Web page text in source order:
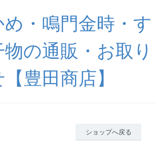
・鳴門金時・す
の通販・お取り
豊田商店】
ショップへ戻る